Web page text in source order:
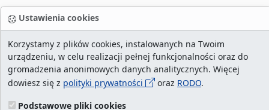
Ustawienia cookies
Korzystamy z plików cookies, instalowanych na Twoim
urządzeniu, w celu realizacji pełnej funkcjonalności oraz do
gromadzenia anonimowych danych analitycznych. Więcej
dowiesz się z polityki prywatności oraz RODO.
Podstawowe pliki cookies
liczba wizyt:28992546/ aktualna strona:2128418
najczęściej odwiedzane strony/
ustawienia
cookies